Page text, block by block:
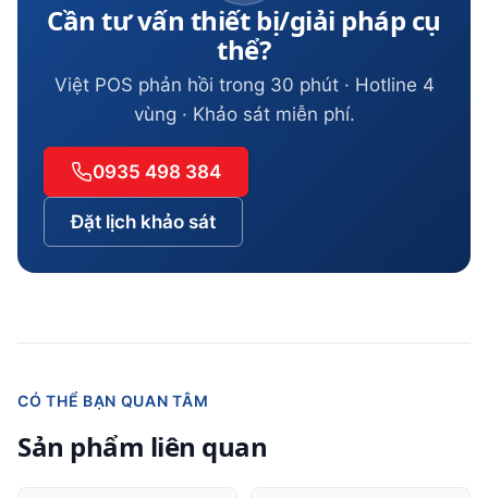
Cần tư vấn thiết bị/giải pháp cụ
thể?
Việt POS phản hồi trong 30 phút · Hotline 4
vùng · Khảo sát miễn phí.
0935 498 384
Đặt lịch khảo sát
CÓ THỂ BẠN QUAN TÂM
Sản phẩm liên quan